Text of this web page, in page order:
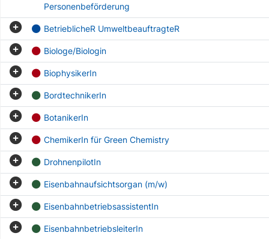
Personenbeförderung
BetrieblicheR UmweltbeauftragteR
Biologe/Biologin
BiophysikerIn
BordtechnikerIn
BotanikerIn
ChemikerIn für Green Chemistry
DrohnenpilotIn
Eisenbahnaufsichtsorgan (m/w)
EisenbahnbetriebsassistentIn
EisenbahnbetriebsleiterIn